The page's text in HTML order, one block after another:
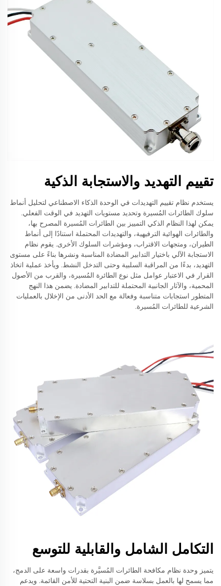
تقييم التهديد والاستجابة الذكية
يستخدم نظام تقييم التهديدات في الوحدة الذكاء الاصطناعي لتحليل أنماط
سلوك الطائرات المُسيرة وتحديد مستويات التهديد في الوقت الفعلي.
يمكن لهذا النظام الذكي التمييز بين الطائرات المُسيرة المصرح بها،
والطائرات الهوائية الترفيهية، والتهديدات المحتملة استنادًا إلى أنماط
الطيران، ومتجهات الاقتراب، ومؤشرات السلوك الأخرى. يقوم نظام
الاستجابة الآلي باختيار التدابير المضادة المناسبة ونشرها بناءً على مستوى
التهديد، بدءًا من المراقبة السلبية وحتى التدخل النشط. ويأخذ عملية اتخاذ
القرار في الاعتبار عوامل مثل نوع الطائرة المُسيرة، والقرب من الأصول
المحمية، والآثار الجانبية المحتملة للتدابير المضادة. يضمن هذا النهج
المتطور استجابات متناسبة وفعالة مع الحد الأدنى من الإخلال بالعمليات
الشرعية للطائرات المُسيرة.
التكامل الشامل والقابلية للتوسع
يتميز وحدة نظام مكافحة الطائرات المُسيَّرة بقدرات واسعة على الدمج،
مما يسمح لها بالعمل بسلاسة ضمن البنية التحتية للأمن القائمة. ويدعم